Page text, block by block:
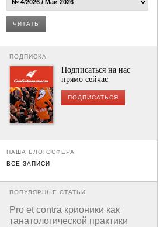
ЧИТАТЬ
ПОДПИСКА
Подписаться на нас
прямо сейчас
ПОДПИСАТЬСЯ
НАША БЛОГОСФЕРА
ВСЕ ЗАПИСИ
ПОПУЛЯРНЫЕ СТАТЬИ
Pro et contra крионики как
танатологической практики